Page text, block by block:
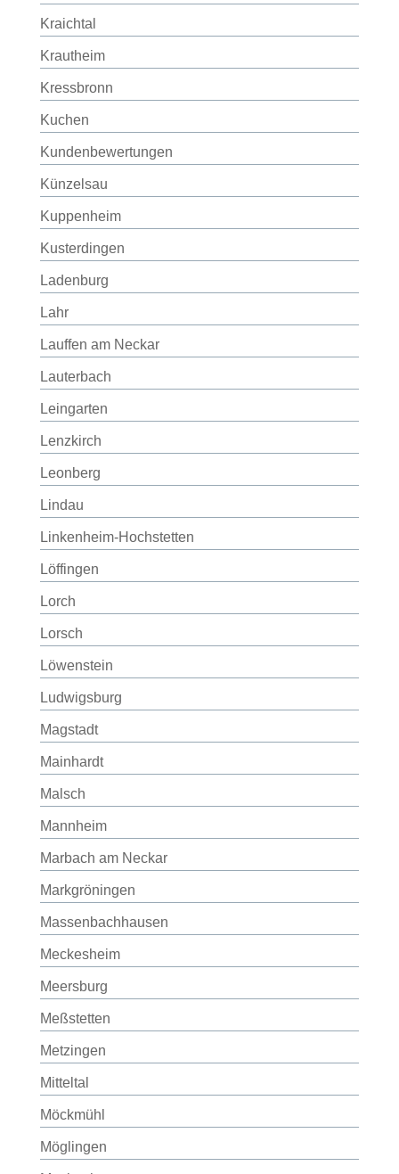
Kraichtal
Krautheim
Kressbronn
Kuchen
Kundenbewertungen
Künzelsau
Kuppenheim
Kusterdingen
Ladenburg
Lahr
Lauffen am Neckar
Lauterbach
Leingarten
Lenzkirch
Leonberg
Lindau
Linkenheim-Hochstetten
Löffingen
Lorch
Lorsch
Löwenstein
Ludwigsburg
Magstadt
Mainhardt
Malsch
Mannheim
Marbach am Neckar
Markgröningen
Massenbachhausen
Meckesheim
Meersburg
Meßstetten
Metzingen
Mitteltal
Möckmühl
Möglingen